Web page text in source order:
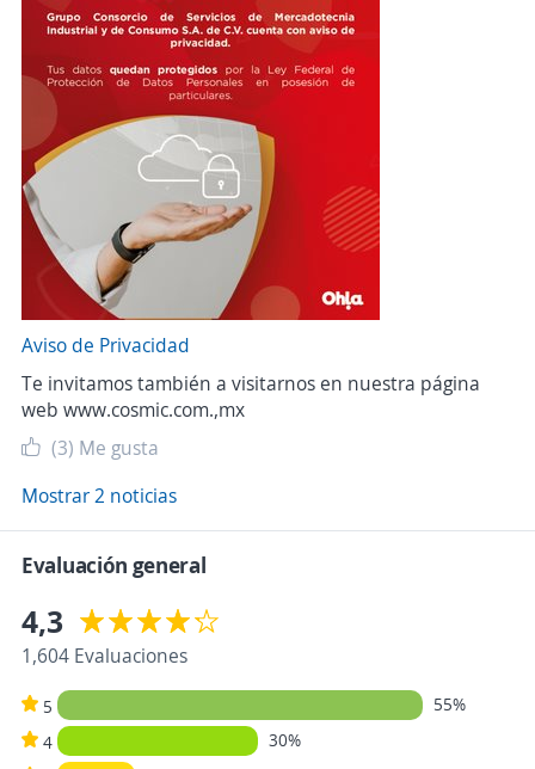
Aviso de Privacidad
Te invitamos también a visitarnos en nuestra página
web www.cosmic.com.,mx
(3) Me gusta
Mostrar 2 noticias
Evaluación general
4,3
1,604 Evaluaciones
5
55%
4
30%